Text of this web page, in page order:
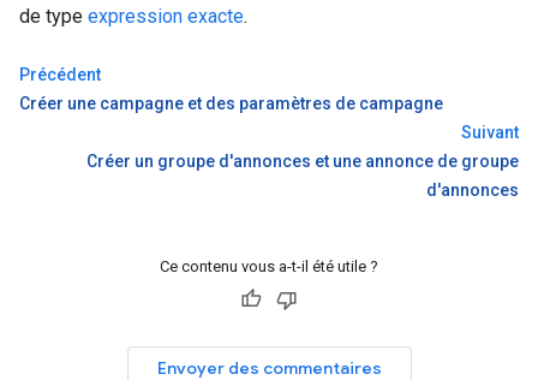
de type expression exacte.
Précédent
Créer une campagne et des paramètres de campagne
Suivant
Créer un groupe d'annonces et une annonce de groupe
d'annonces
Ce contenu vous a-t-il été utile ?
Envoyer des commentaires